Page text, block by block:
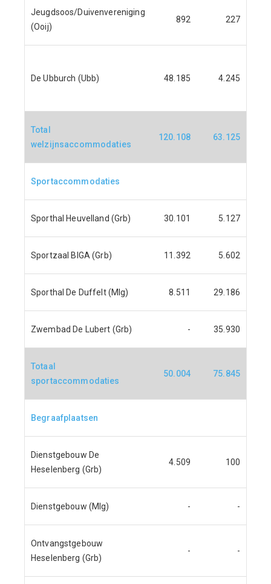
Jeugdsoos/Duivenvereniging
(Ooij)
892 227
De Ubburch (Ubb) 48.185 4.245
Total
welzijnsaccommodaties
120.108 63.125
Sportaccommodaties
Sporthal Heuvelland (Grb) 30.101 5.127
Sportzaal BIGA (Grb) 11.392 5.602
Sporthal De Duffelt (Mlg) 8.511 29.186
Zwembad De Lubert (Grb) - 35.930
Totaal
sportaccommodaties
50.004 75.845
Begraafplaatsen
Dienstgebouw De
Heselenberg (Grb)
4.509 100
Dienstgebouw (Mlg) - -
Ontvangstgebouw
Heselenberg (Grb)
- -